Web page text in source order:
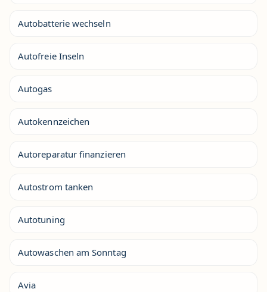
Autobatterie wechseln
Autofreie Inseln
Autogas
Autokennzeichen
Autoreparatur finanzieren
Autostrom tanken
Autotuning
Autowaschen am Sonntag
Avia